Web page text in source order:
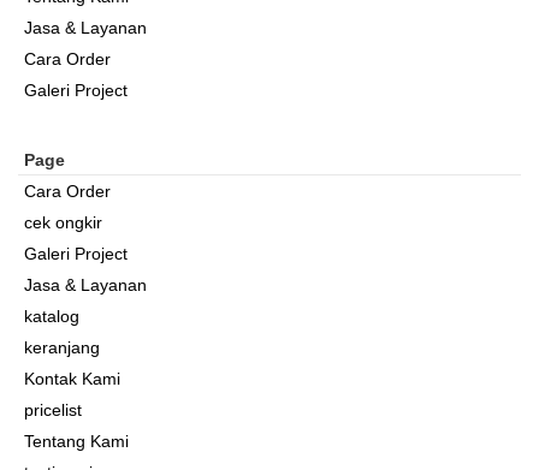
Jasa & Layanan
Cara Order
Galeri Project
Page
Cara Order
cek ongkir
Galeri Project
Jasa & Layanan
katalog
keranjang
Kontak Kami
pricelist
Tentang Kami